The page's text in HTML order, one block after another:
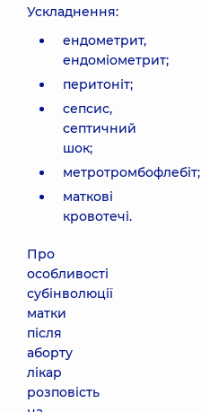
Ускладнення:
ендометрит,
ендоміометрит;
перитоніт;
сепсис,
септичний
шок;
метротромбофлебіт;
маткові
кровотечі.
Про
особливості
субінволюції
матки
після
аборту
лікар
розповість